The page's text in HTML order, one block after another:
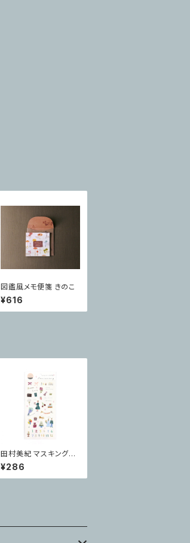
図鑑風メモ便箋 きのこ
¥616
田村美紀 マスキングシ
ール Anniversary
¥286